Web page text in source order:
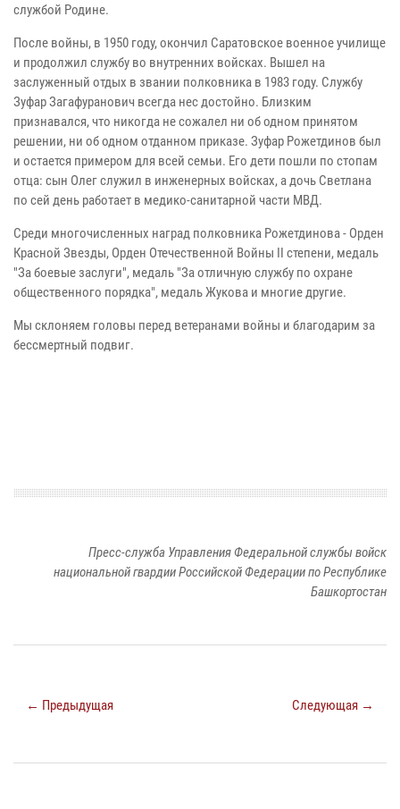
службой Родине.
После войны, в 1950 году, окончил Саратовское военное училище
и продолжил службу во внутренних войсках. Вышел на
заслуженный отдых в звании полковника в 1983 году. Службу
Зуфар Загафуранович всегда нес достойно. Близким
признавался, что никогда не сожалел ни об одном принятом
решении, ни об одном отданном приказе. Зуфар Рожетдинов был
и остается примером для всей семьи. Его дети пошли по стопам
отца: сын Олег служил в инженерных войсках, а дочь Светлана
по сей день работает в медико-санитарной части МВД.
Среди многочисленных наград полковника Рожетдинова - Орден
Красной Звезды, Орден Отечественной Войны II степени, медаль
"За боевые заслуги", медаль "За отличную службу по охране
общественного порядка", медаль Жукова и многие другие.
Мы склоняем головы перед ветеранами войны и благодарим за
бессмертный подвиг.
Пресс-служба Управления Федеральной службы войск
национальной гвардии Российской Федерации по Республике
Башкортостан
← Предыдущая Следующая →